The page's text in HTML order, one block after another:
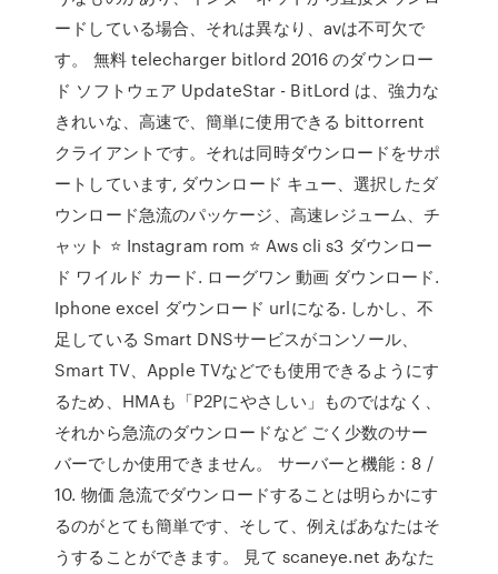
ードしている場合、それは異なり、avは不可欠で
す。 無料 telecharger bitlord 2016 のダウンロー
ド ソフトウェア UpdateStar - BitLord は、強力な
きれいな、高速で、簡単に使用できる bittorrent
クライアントです。それは同時ダウンロードをサポ
ートしています, ダウンロード キュー、選択したダ
ウンロード急流のパッケージ、高速レジューム、チ
ャット ⭐ Instagram rom ⭐ Aws cli s3 ダウンロー
ド ワイルド カード. ローグワン 動画 ダウンロード.
Iphone excel ダウンロード urlになる. しかし、不
足している Smart DNSサービスがコンソール、
Smart TV、Apple TVなどでも使用できるようにす
るため、HMAも「P2Pにやさしい」ものではなく、
それから急流のダウンロードなど ごく少数のサー
バーでしか使用できません。 サーバーと機能：8 /
10. 物価 急流でダウンロードすることは明らかにす
るのがとても簡単です、そして、例えばあなたはそ
うすることができます。 見て scaneye.net あなた